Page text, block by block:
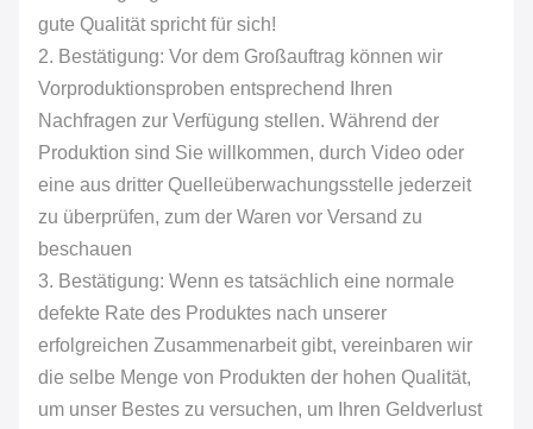
gute Qualität spricht für sich!
2. Bestätigung: Vor dem Großauftrag können wir
Vorproduktionsproben entsprechend Ihren
Nachfragen zur Verfügung stellen. Während der
Produktion sind Sie willkommen, durch Video oder
eine aus dritter Quelleüberwachungsstelle jederzeit
zu überprüfen, zum der Waren vor Versand zu
beschauen
3. Bestätigung: Wenn es tatsächlich eine normale
defekte Rate des Produktes nach unserer
erfolgreichen Zusammenarbeit gibt, vereinbaren wir
die selbe Menge von Produkten der hohen Qualität,
um unser Bestes zu versuchen, um Ihren Geldverlust